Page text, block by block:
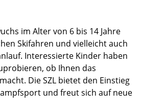
im Alter von 6 bis 14 Jahre
Skifahren und vielleicht auch
Interessierte Kinder haben
ob Ihnen das
Die SZL bietet den Einstieg
und freut sich auf neue